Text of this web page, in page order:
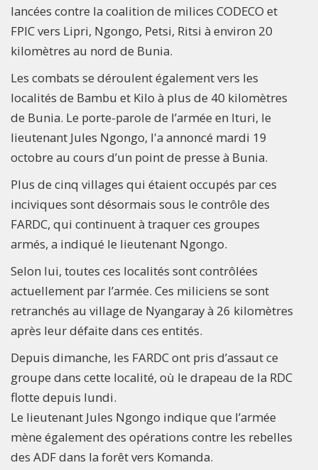
lancées contre la coalition de milices CODECO et
FPIC vers Lipri, Ngongo, Petsi, Ritsi à environ 20
kilomètres au nord de Bunia.
Les combats se déroulent également vers les
localités de Bambu et Kilo à plus de 40 kilomètres
de Bunia. Le porte-parole de l’armée en Ituri, le
lieutenant Jules Ngongo, l'a annoncé mardi 19
octobre au cours d’un point de presse à Bunia.
Plus de cinq villages qui étaient occupés par ces
inciviques sont désormais sous le contrôle des
FARDC, qui continuent à traquer ces groupes
armés, a indiqué le lieutenant Ngongo.
Selon lui, toutes ces localités sont contrôlées
actuellement par l’armée. Ces miliciens se sont
retranchés au village de Nyangaray à 26 kilomètres
après leur défaite dans ces entités.
Depuis dimanche, les FARDC ont pris d’assaut ce
groupe dans cette localité, où le drapeau de la RDC
flotte depuis lundi.
Le lieutenant Jules Ngongo indique que l’armée
mène également des opérations contre les rebelles
des ADF dans la forêt vers Komanda.